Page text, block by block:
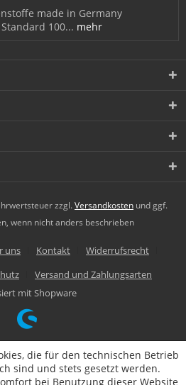
made in Germany
100... mehr
zzgl. Versandkosten und ggf.
wenn nicht anders beschrieben
uns Kontakt
Widerrufsrecht
Versand und Zahlungsarten
mit Shopware
die für den technischen Betrieb
sind und stets gesetzt werden.
bei Benutzung dieser Website